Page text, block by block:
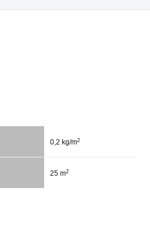
0,2 kg/m2
25 m2